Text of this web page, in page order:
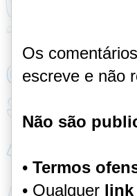
Os
escreve e não
Não são
• Termos
• Qualquer link